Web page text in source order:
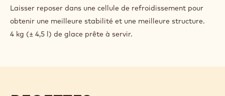
Laisser reposer dans une cellule de refroidissement pour
obtenir une meilleure stabilité et une meilleure structure.
4 kg (± 4,5 l) de glace prête à servir.